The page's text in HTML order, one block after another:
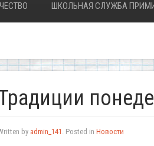
ШКОЛЬНАЯ СЛУЖБА
by admin_141 . Posted in Новости